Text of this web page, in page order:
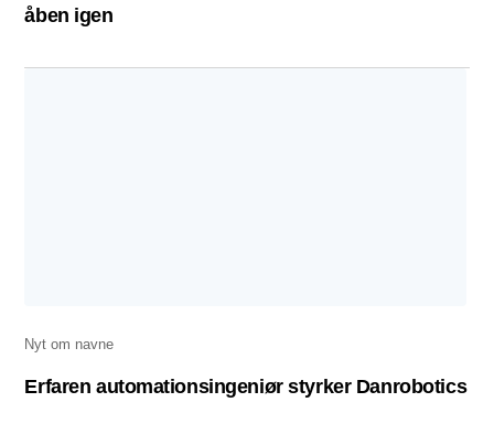
åben igen
Nyt om navne
Erfaren automationsingeniør styrker Danrobotics